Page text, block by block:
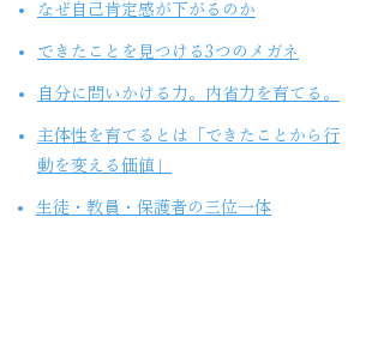
なぜ自己肯定感が下がるのか​
できたことを見つける3つのメガネ
自分に問いかける力。内省力を育てる。
主体性を育てるとは「できたことから行
動を変える価値」
生徒・教員・保護者の三位一体